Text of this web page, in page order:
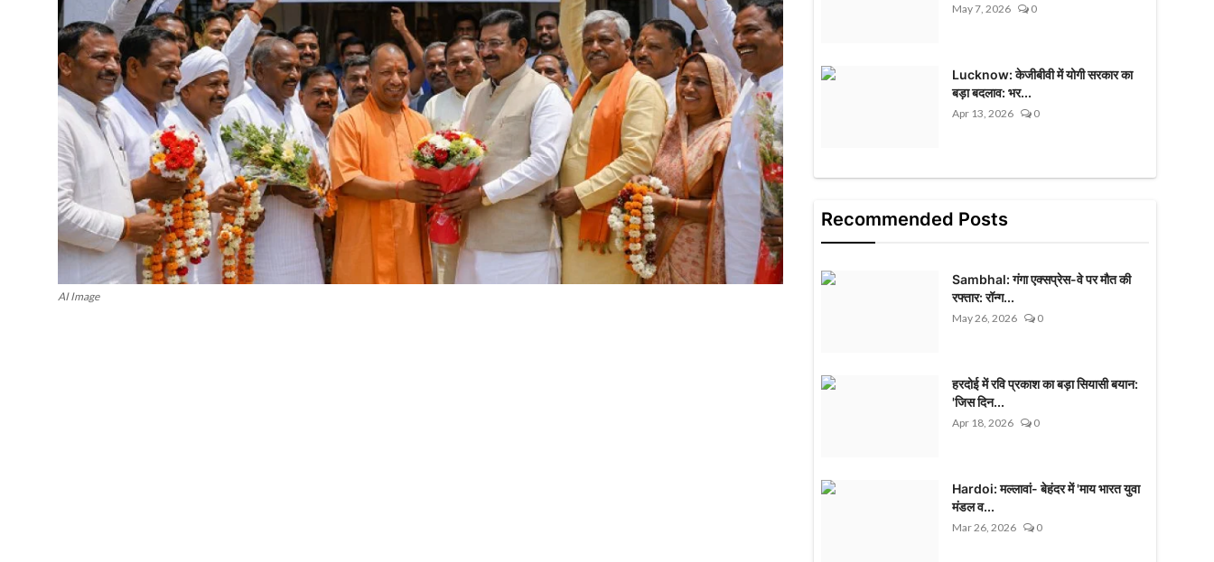
AI Image
May 7, 2026 0
Lucknow: केजीबीवी में योगी सरकार का
बड़ा बदलाव: भर...
Apr 13, 2026 0
Recommended Posts
Sambhal: गंगा एक्सप्रेस-वे पर मौत की
रफ्तार: रॉन्ग...
May 26, 2026 0
हरदोई में रवि प्रकाश का बड़ा सियासी बयान:
'जिस दिन...
Apr 18, 2026 0
Hardoi: मल्लावां- बेहंदर में 'माय भारत युवा
मंडल व...
Mar 26, 2026 0